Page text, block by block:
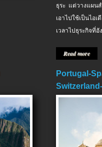
ธุระ แต่วางแผน
เอาไปใช้เป็นไอ
เวลาไปธุระกิจที่อั
Read more
Portugal-